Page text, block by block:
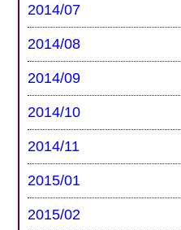
2014/07
2014/08
2014/09
2014/10
2014/11
2015/01
2015/02